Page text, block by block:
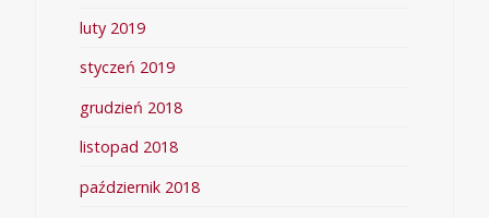
luty 2019
styczeń 2019
grudzień 2018
listopad 2018
październik 2018